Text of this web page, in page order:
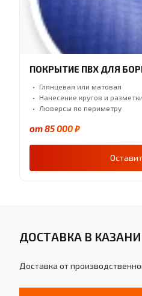
ПОКРЫТИЕ ПВХ ДЛЯ
Глянцевая или матовая
Нанесение кругов и разметки
Люверсы по периметру
от 85 000 ₽
ДОСТАВКА В КАЗАНИ
Доставка от